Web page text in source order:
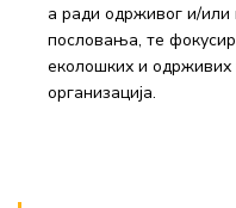
а ради одрживог и/
пословања, те
еколошких и одрживих
организација.